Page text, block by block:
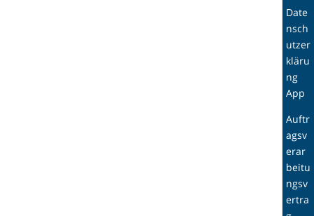
Date
nsch
utzer
kläru
ng
App
Auftr
agsv
erar
beitu
ngsv
ertra